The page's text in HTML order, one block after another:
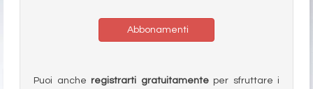
Abbonamenti
Puoi anche registrarti gratuitamenteper sfruttare i